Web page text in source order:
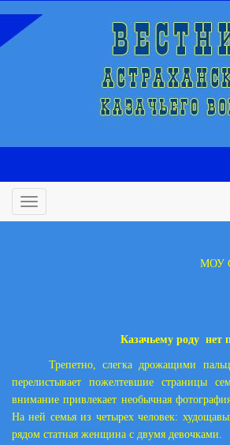
МОУ
Казачьему роду нет
Трепетно, слегка дрожащими
перелистывает пожелтевшие страницы
внимание привлекает необычная
На ней семья из четырех человек:
рядом статная женщина с двумя девочками.